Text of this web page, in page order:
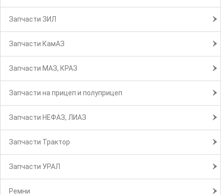
Запчасти ЗИЛ
Запчасти КамАЗ
Запчасти МАЗ, КРАЗ
Запчасти на прицеп и полуприцеп
Запчасти НЕФАЗ, ЛИАЗ
Запчасти Трактор
Запчасти УРАЛ
Ремни